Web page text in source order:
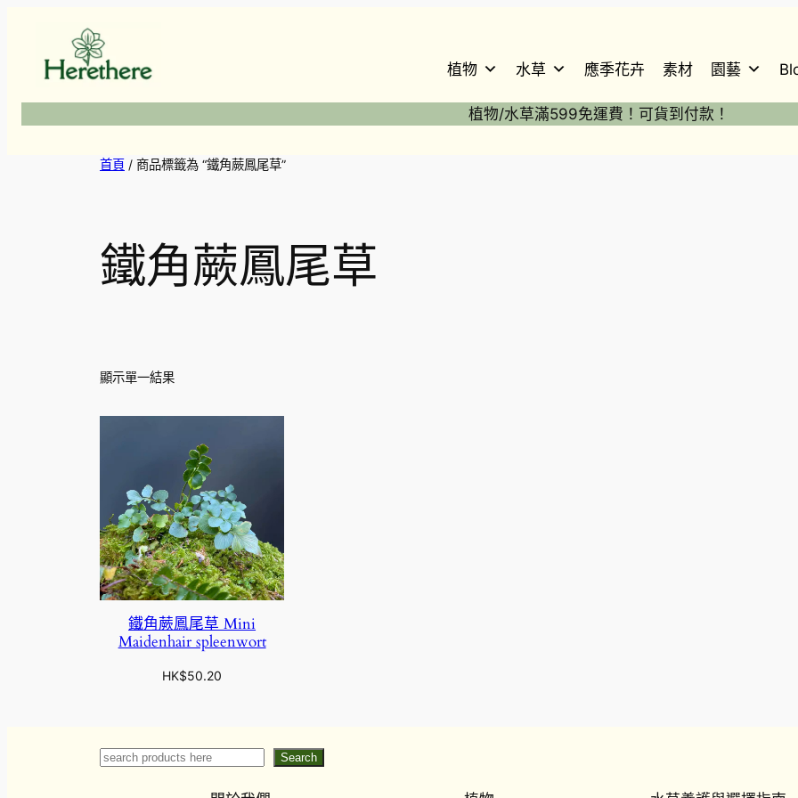
植物 水草 應季花卉 素材 園藝
植物/水草滿599免運費！可貨到付款！
首頁 / 商品標籤為 “鐵角蕨鳳尾草”
鐵角蕨鳳尾草
顯示單一結果
鐵角蕨鳳尾草 Mini
Maidenhair spleenwort
HK$50.20
Search Search